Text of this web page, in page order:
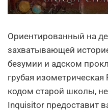
Ориентированный на
захватывающей
безумии и адском
грубая
кодом старой школы,
Inquisitor предоставит